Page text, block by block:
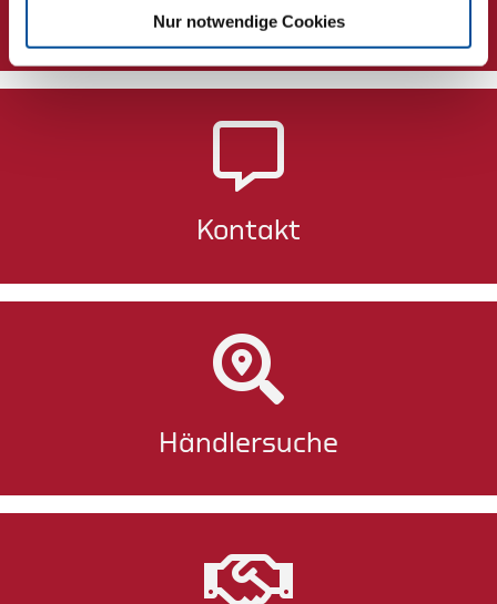
Nur notwendige Cookies
Newsletter
Kontakt
Händlersuche